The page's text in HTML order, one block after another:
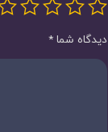
دیدگاه شما *